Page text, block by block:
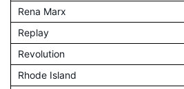
Rena Marx
Replay
Revolution
Rhode Island